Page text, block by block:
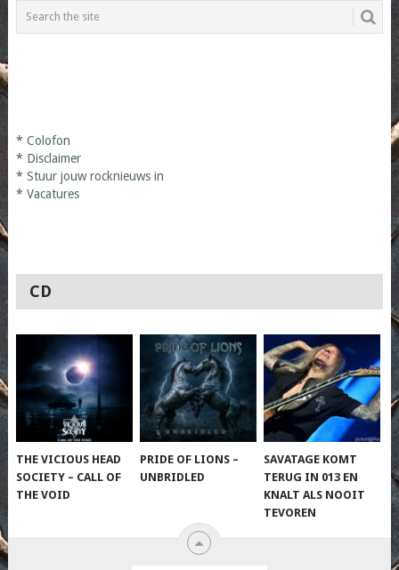
* Colofon
* Disclaimer
* Stuur jouw rocknieuws in
* Vacatures
CD
THE VICIOUS HEAD
SOCIETY – CALL OF
THE VOID
PRIDE OF LIONS –
UNBRIDLED
SAVATAGE KOMT
TERUG IN 013 EN
KNALT ALS NOOIT
TEVOREN